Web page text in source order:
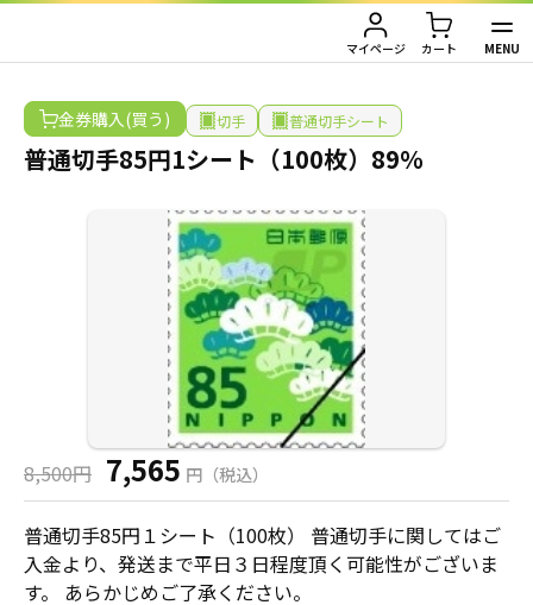
マイページ カート MENU
金券買取（金券を売りたい方）
金券買取価格一覧
JAL・ANA航空券（株主優待券）
ハガキ・レターパック・印紙
商品券・ギフト券
金券購入（金券を買いたい方）
JAL・ANA航空券
株主優待券
ハガキ・レターパック・印紙
商品券・ギフト券
店舗情報
採用情報
コラム
普通切手85円1シート（100枚）89％
金券購入(買う) 切手 普通切手シート
普通切手85円1シート（100枚）89％
8,500円 7,565 円（税込）
普通切手85円１シート（100枚） 普通切手に関してはご
入金より、発送まで平日３日程度頂く可能性がございま
す。 あらかじめご了承ください。